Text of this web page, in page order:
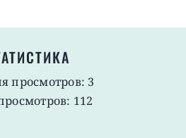
просмотров: 3
112